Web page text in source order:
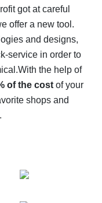
impossible is
- how to find it
- let's
got at careful
offer a new tool.
and designs,
service in order to
With the help of
of the costof your
shops and